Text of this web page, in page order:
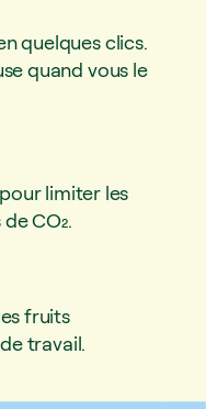
quelques clics.
quand vous le
limiter les
CO₂.
fruits
travail.